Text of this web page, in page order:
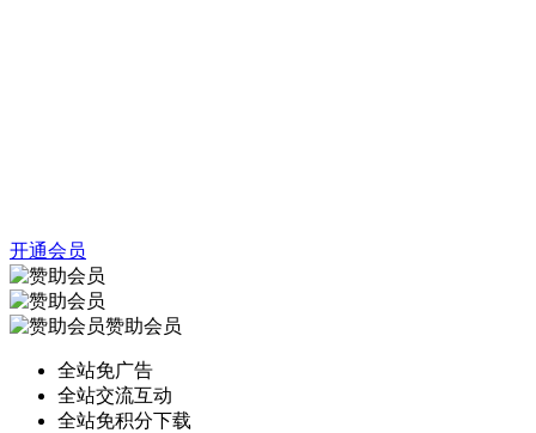
开通会员
赞助会员
全站免广告
全站交流互动
全站免积分下载